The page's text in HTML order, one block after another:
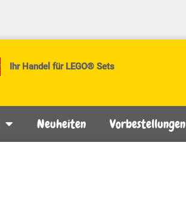
Ihr Handel für LEGO® Sets
Neuheiten Vorbestellungen